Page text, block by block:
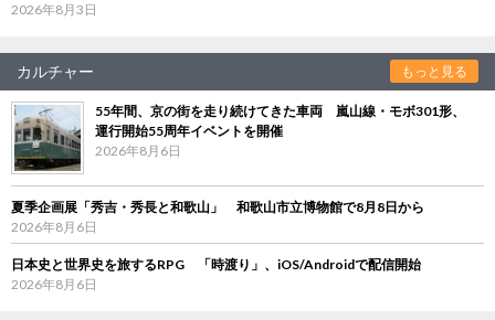
2026年8月3日
カルチャー もっと見る
55年間、京の街を走り続けてきた車両 嵐山線・モボ301形、
運行開始55周年イベントを開催
2026年8月6日
夏季企画展「秀吉・秀長と和歌山」 和歌山市立博物館で8月8日から
2026年8月6日
日本史と世界史を旅するRPG 「時渡り」、iOS/Androidで配信開始
2026年8月6日